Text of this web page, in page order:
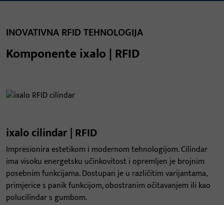
INOVATIVNA RFID TEHNOLOGIJA
Komponente ixalo | RFID
ixalo cilindar | RFID
Impresionira estetikom i modernom tehnologijom. Cilindar
ima visoku energetsku učinkovitost i opremljen je brojnim
posebnim funkcijama. Dostupan je u različitim varijantama,
primjerice s panik funkcijom, obostranim očitavanjem ili kao
polucilindar s gumbom.